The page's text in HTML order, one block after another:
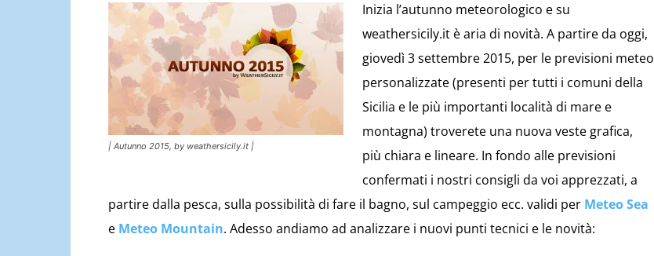
Weather
| Autunno 2015, by weathersicily.it |
Inizia l’autunno meteorologico e su
weathersicily.it è aria di novità. A partire da oggi,
giovedì 3 settembre 2015, per le previsioni meteo
personalizzate (presenti per tutti i comuni della
Sicilia e le più importanti località di mare e
montagna) troverete una nuova veste grafica,
più chiara e lineare. In fondo alle previsioni
confermati i nostri consigli da voi apprezzati, a
partire dalla pesca, sulla possibilità di fare il bagno, sul campeggio ecc. validi per Meteo Sea
e Meteo Mountain. Adesso andiamo ad analizzare i nuovi punti tecnici e le novità: